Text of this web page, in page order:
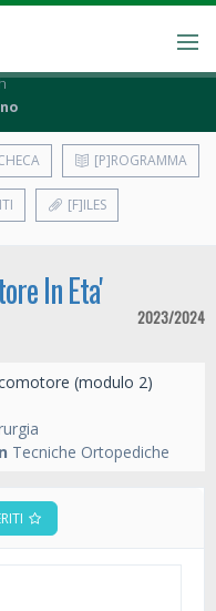
[P]ROGRAMMA
[F]ILES
In Eta'
2023/2024
(modulo 2)
Tecniche Ortopediche